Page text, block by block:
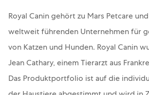
Royal Canin gehört zu Mars Petcare
weltweit führenden Unternehmen für
von Katzen und Hunden. Royal Canin
Jean Cathary, einem Tierarzt aus
Das Produktportfolio ist auf die